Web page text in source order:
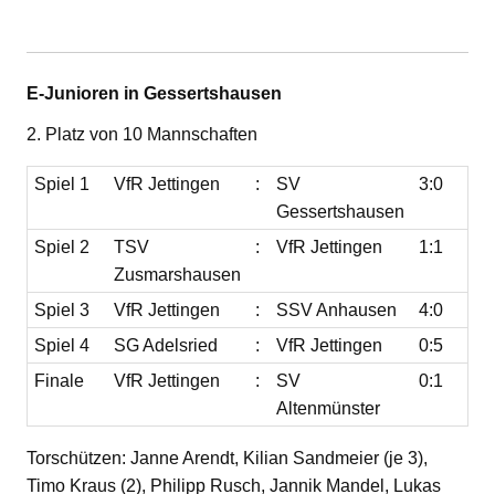
E-Junioren in Gessertshausen
2. Platz von 10 Mannschaften
Spiel 1 VfR Jettingen :
SV
Gessertshausen
3:0
Spiel 2
TSV
Zusmarshausen
: VfR Jettingen 1:1
Spiel 3 VfR Jettingen : SSV Anhausen
4:0
Spiel 4
SG Adelsried : VfR Jettingen
0:5
Finale
VfR Jettingen :
SV
Altenmünster
0:1
Torschützen: Janne Arendt, Kilian Sandmeier (je 3),
Timo Kraus (2), Philipp Rusch, Jannik Mandel, Lukas